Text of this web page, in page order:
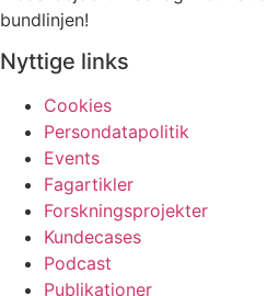
bundlinjen!
Nyttige links
Cookies
Persondatapolitik
Events
Fagartikler
Forskningsprojekter
Kundecases
Podcast
Publikationer